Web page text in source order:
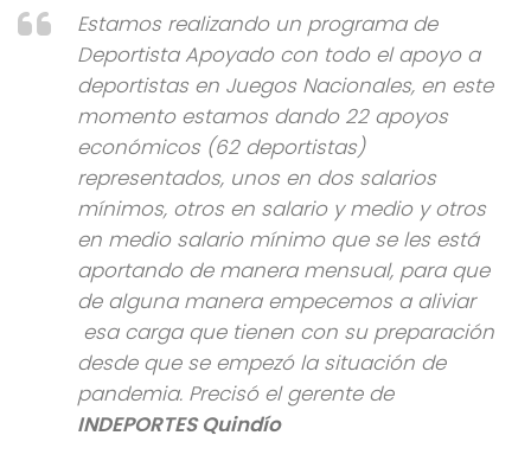
Estamos realizando un programa de
Deportista Apoyado con todo el apoyo a
deportistas en Juegos Nacionales, en este
momento estamos dando 22 apoyos
económicos (62 deportistas)
representados, unos en dos salarios
mínimos, otros en salario y medio y otros
en medio salario mínimo que se les está
aportando de manera mensual, para que
de alguna manera empecemos a aliviar
esa carga que tienen con su preparación
desde que se empezó la situación de
pandemia. Precisó el gerente de
INDEPORTES Quindío